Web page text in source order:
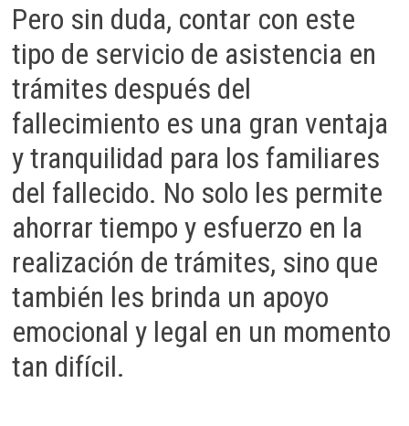
Pero sin duda, contar con este
tipo de servicio de asistencia en
trámites después del
fallecimiento es una gran ventaja
y tranquilidad para los familiares
del fallecido. No solo les permite
ahorrar tiempo y esfuerzo en la
realización de trámites, sino que
también les brinda un apoyo
emocional y legal en un momento
tan difícil.